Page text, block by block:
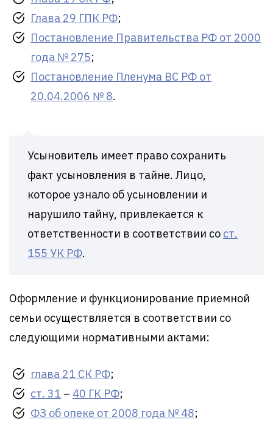
Глава 29 ГПК РФ;
Постановление Правительства РФ от 2000
года № 275;
Постановление Пленума ВС РФ от
20.04.2006 № 8.
Усыновитель имеет право сохранить
факт усыновления в тайне. Лицо,
которое узнало об усыновлении и
нарушило тайну, привлекается к
ответственности в соответствии со ст.
155 УК РФ.
Оформление и функционирование приемной
семьи осуществляется в соответствии со
следующими нормативными актами:
глава 21 СК РФ;
ст. 31 – 40 ГК РФ;
ФЗ об опеке от 2008 года № 48;